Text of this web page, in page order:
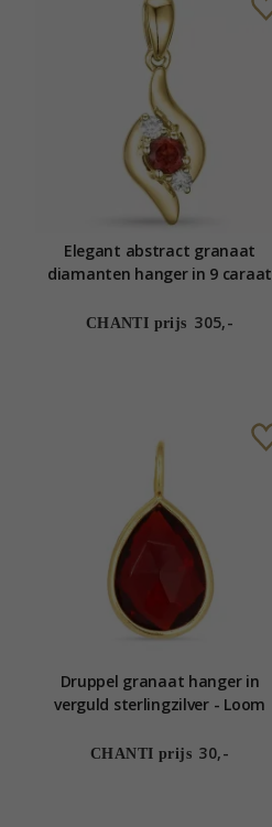
Elegant abstract granaat
diamanten hanger in 9 caraat
CHANTI prijs 305,-
Druppel granaat hanger in
verguld sterlingzilver - Loom
CHANTI prijs 30,-